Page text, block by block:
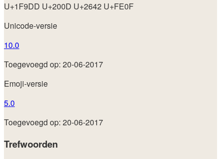
U+1F9DD U+200D U+2642 U+FE0F
Unicode-versie
10.0
Toegevoegd op: 20-06-2017
Emoji-versie
5.0
Toegevoegd op: 20-06-2017
Trefwoorden